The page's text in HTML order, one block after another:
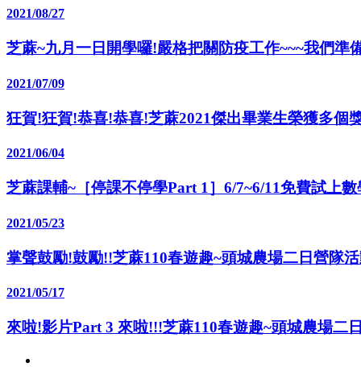
2021/08/27
芝蔴~九月一日開學囉!嚴格把關防疫工作~~~我們準
2021/07/09
狂賀!狂賀!恭喜!恭喜!芝蔴2021傑出畢業生榮獲多個
2021/06/04
芝蔴課輔~［停課不停學Part 1］6/7~6/11免費試上
2021/05/23
掌聲鼓勵!鼓勵!!芝蔴110春遊趣~頭城農場二日營隊
2021/05/17
來啦!影片Part 3 來啦!!!芝蔴110春遊趣~頭城農場二